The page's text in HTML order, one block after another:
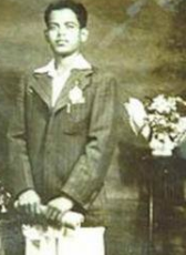
सिंगल्स
पदक
रहा गरीबी